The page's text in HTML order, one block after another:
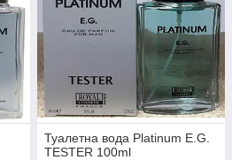
Туалетна вода Platinum E.G.
TESTER 100ml